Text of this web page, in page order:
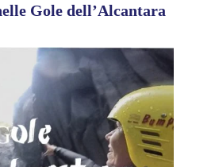
Gole dell’Alcantara